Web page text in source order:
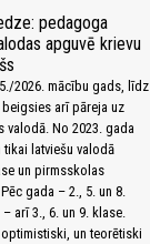
pedagoga
apguvē krievu
2026. mācību gads, līdz
arī pāreja uz
valodā. No 2023. gada
latviešu valodā
un pirmsskolas
gada – 2., 5. un 8.
arī 3., 6. un 9. klase.
un teorētiski